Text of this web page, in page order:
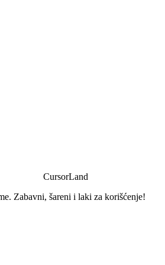
CursorLand
Zabavni, šareni i laki za korišćenje!